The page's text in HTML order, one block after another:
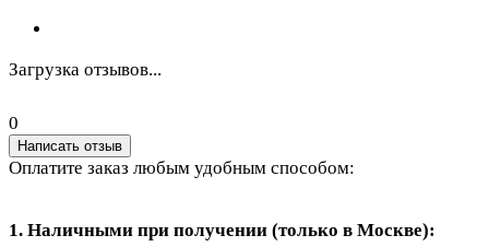
Загрузка отзывов...
0
Написать отзыв
Оплатите заказ любым удобным способом:
1. Наличными при получении (только в Москве):